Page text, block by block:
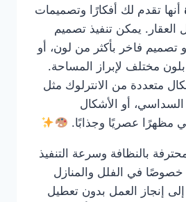
أنها تقدم لك أفكارًا وتصميمات
يمكن تنفيذ تصميم
تصميم فاخر بأكثر من لون، أو
مختلف لإبراز المساحة.
متعددة من الانترلوك مثل
السداسي، أو الأشكال
مظهرًا عصريًا وجذابًا.
بالنظافة وسرعة التنفيذ
خصوصًا في الفلل والمنازل
إلى إنجاز العمل بدون تعطيل